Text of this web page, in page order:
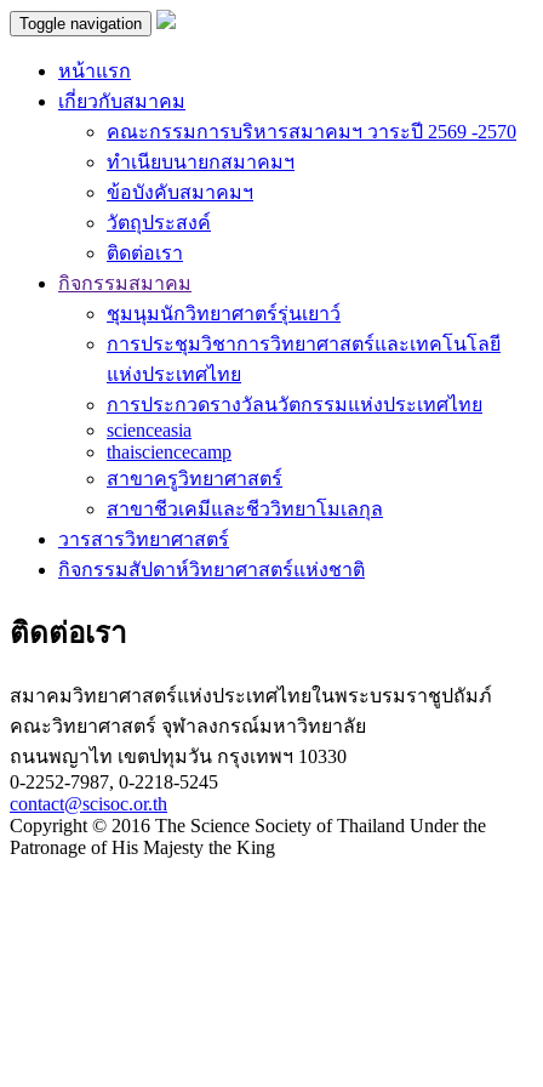
Toggle navigation
หน้าแรก
เกี่ยวกับสมาคม
คณะกรรมการบริหารสมาคมฯ วาระปี 2569 -2570
ทำเนียบนายกสมาคมฯ
ข้อบังคับสมาคมฯ
วัตถุประสงค์
ติดต่อเรา
กิจกรรมสมาคม
ชุมนุมนักวิทยาศาตร์รุ่นเยาว์
การประชุมวิชาการวิทยาศาสตร์และเทคโนโลยี
แห่งประเทศไทย
การประกวดรางวัลนวัตกรรมแห่งประเทศไทย
scienceasia
thaisciencecamp
สาขาครูวิทยาศาสตร์
สาขาชีวเคมีและชีววิทยาโมเลกุล
วารสารวิทยาศาสตร์
กิจกรรมสัปดาห์วิทยาศาสตร์แห่งชาติ
ติดต่อเรา
สมาคมวิทยาศาสตร์แห่งประเทศไทยในพระบรมราชูปถัมภ์
คณะวิทยาศาสตร์ จุฬาลงกรณ์มหาวิทยาลัย
ถนนพญาไท เขตปทุมวัน กรุงเทพฯ 10330
0-2252-7987, 0-2218-5245
contact@scisoc.or.th
Copyright © 2016 The Science Society of Thailand Under the
Patronage of His Majesty the King